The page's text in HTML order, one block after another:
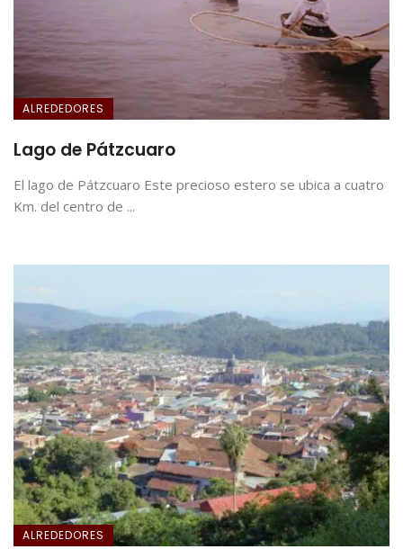
ALREDEDORES
Lago de Pátzcuaro
El lago de Pátzcuaro Este precioso estero se ubica a cuatro
Km. del centro de ...
ALREDEDORES